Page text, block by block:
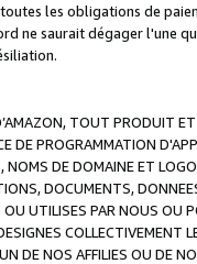
les obligations de
ne saurait dégager l'une
TOUT PRODUIT
DE PROGRAMMATION
DE DOMAINE ET
DOCUMENTS,
UTILISES PAR NOUS OU
COLLECTIVEMENT
DE NOS AFFILIES OU DE